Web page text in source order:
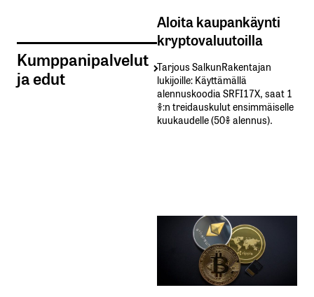
Kumppanipalvelut
ja edut
Aloita kaupankäynti
kryptovaluutoilla
Tarjous SalkunRakentajan
lukijoille: Käyttämällä​ ​
alennuskoodia​ ​SRFI17X,​ ​saat​ ​1
%:n treidauskulut​ ​ensimmäiselle​ ​
kuukaudelle​ ​(50%​ ​alennus).